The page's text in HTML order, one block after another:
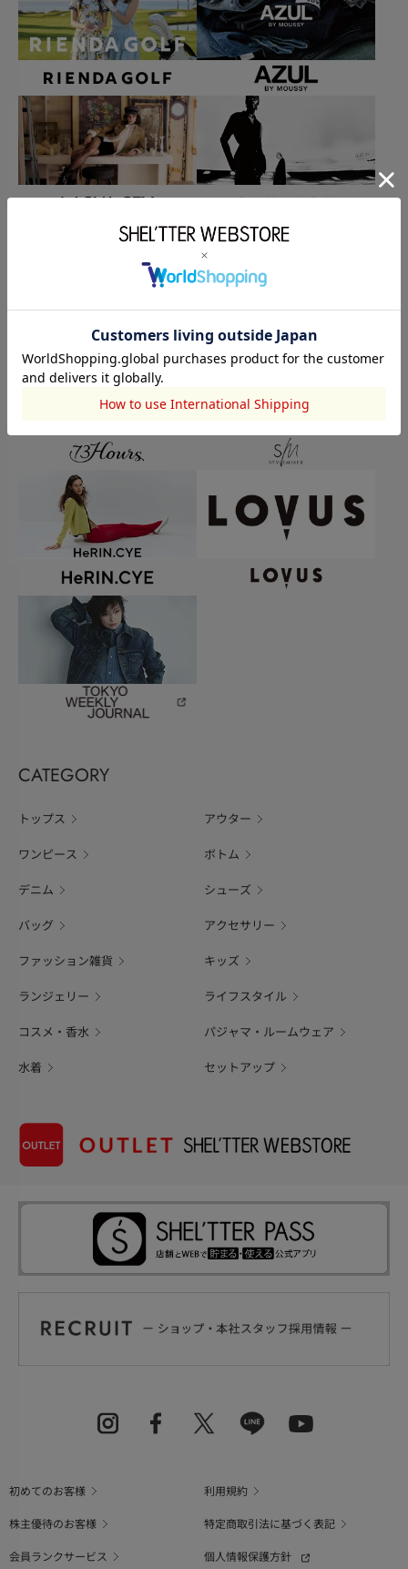
CATEGORY
トップス アウター
ワンピース ボトム
デニム シューズ
バッグ アクセサリー
ファッション雑貨 キッズ
ランジェリー ライフスタイル
コスメ・香水 パジャマ・ルームウェア
水着 セットアップ
初めてのお客様
利用規約
株主優待のお客様
特定商取引法に基づく表記
会員ランクサービス
個人情報保護方針